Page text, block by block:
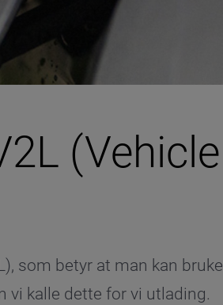
(Vehicle
som betyr at man kan bruke
vi kalle dette for vi utlading.